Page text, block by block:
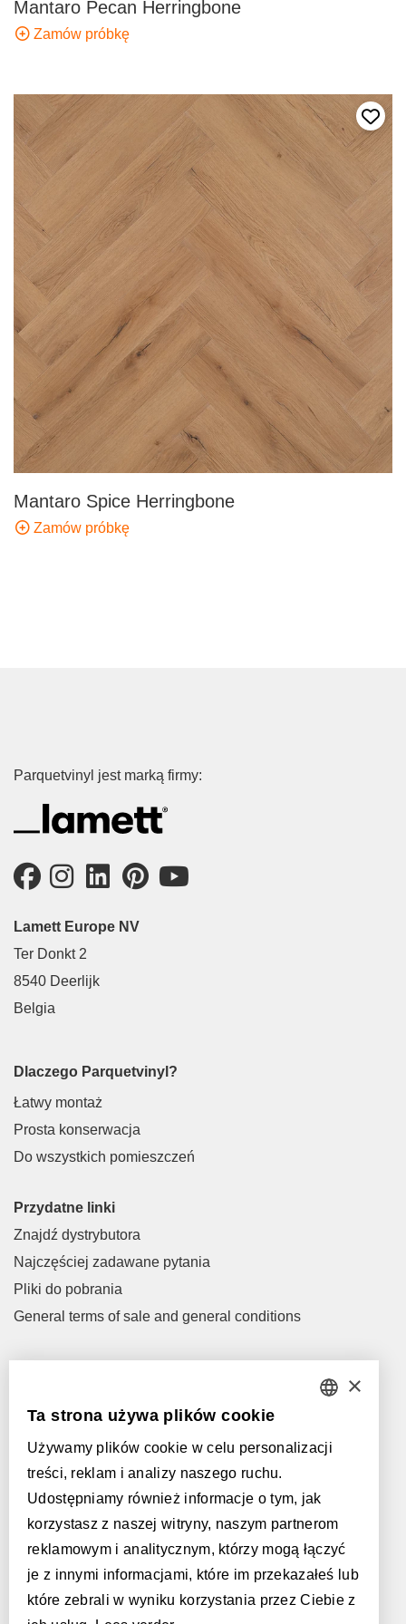
Mantaro Pecan Herringbone
Zamów próbkę
Mantaro Spice Herringbone
Zamów próbkę
Parquetvinyl jest marką firmy:
Lamett Europe NV
Ter Donkt 2
8540 Deerlijk
Belgia
Dlaczego Parquetvinyl?
Łatwy montaż
Prosta konserwacja
Do wszystkich pomieszczeń
Przydatne linki
Znajdź dystrybutora
Najczęściej zadawane pytania
Pliki do pobrania
General terms of sale and general conditions
+32 56 77 45 15
Spotkajmy się!
Znajdź dystrybutora
Obsługiwane przez:
FRENCH
GERMAN
×
Ta strona używa plików cookie
Używamy plików cookie w celu personalizacji
treści, reklam i analizy naszego ruchu.
Udostępniamy również informacje o tym, jak
korzystasz z naszej witryny, naszym partnerom
reklamowym i analitycznym, którzy mogą łączyć
je z innymi informacjami, które im przekazałeś lub
które zebrali w wyniku korzystania przez Ciebie z